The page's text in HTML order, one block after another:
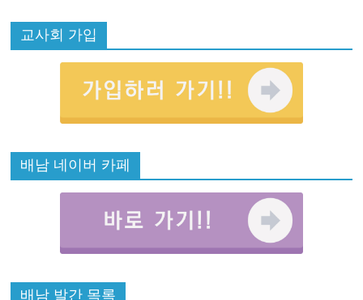
교사회 가입
배남 네이버 카페
배남 발간 목록